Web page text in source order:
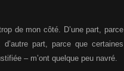
de mon côté. D’une part, parce
part, parce que certaines
– m’ont quelque peu navré.